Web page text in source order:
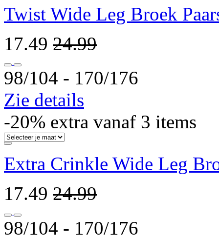
Twist Wide Leg Broek
17.49 24.99
98/104 ‐ 170/176
Zie details
-20% extra vanaf 3 items
Extra Crinkle Wide Leg
17.49 24.99
98/104 ‐ 170/176